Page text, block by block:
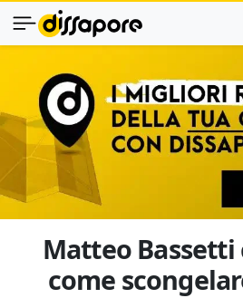
Matteo Bassetti
come